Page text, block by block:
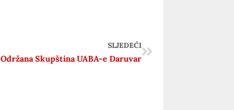
SLJEDEĆI
Održana Skupština UABA-e Daruvar